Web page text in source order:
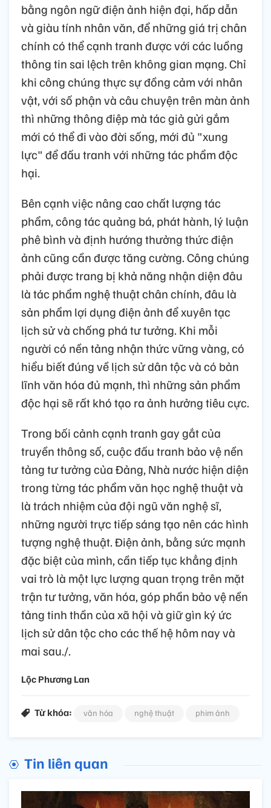
bằng ngôn ngữ điện ảnh hiện đại, hấp dẫn
và giàu tính nhân văn, để những giá trị chân
chính có thể cạnh tranh được với các luồng
thông tin sai lệch trên không gian mạng. Chỉ
khi công chúng thực sự đồng cảm với nhân
vật, với số phận và câu chuyện trên màn ảnh
thì những thông điệp mà tác giả gửi gắm
mới có thể đi vào đời sống, mới đủ "xung
lực" để đấu tranh với những tác phẩm độc
hại.
Bên cạnh việc nâng cao chất lượng tác
phẩm, công tác quảng bá, phát hành, lý luận
phê bình và định hướng thưởng thức điện
ảnh cũng cần được tăng cường. Công chúng
phải được trang bị khả năng nhận diện đâu
là tác phẩm nghệ thuật chân chính, đâu là
sản phẩm lợi dụng điện ảnh để xuyên tạc
lịch sử và chống phá tư tưởng. Khi mỗi
người có nền tảng nhận thức vững vàng, có
hiểu biết đúng về lịch sử dân tộc và có bản
lĩnh văn hóa đủ mạnh, thì những sản phẩm
độc hại sẽ rất khó tạo ra ảnh hưởng tiêu cực.
Trong bối cảnh cạnh tranh gay gắt của
truyền thông số, cuộc đấu tranh bảo vệ nền
tảng tư tưởng của Đảng, Nhà nước hiện diện
trong từng tác phẩm văn học nghệ thuật và
là trách nhiệm của đội ngũ văn nghệ sĩ,
những người trực tiếp sáng tạo nên các hình
tượng nghệ thuật. Điện ảnh, bằng sức mạnh
đặc biệt của mình, cần tiếp tục khẳng định
vai trò là một lực lượng quan trọng trên mặt
trận tư tưởng, văn hóa, góp phần bảo vệ nền
tảng tinh thần của xã hội và giữ gìn ký ức
lịch sử dân tộc cho các thế hệ hôm nay và
mai sau./.
Lộc Phương Lan
Từ khóa: văn hóa nghệ thuật phim ảnh
Tin liên quan